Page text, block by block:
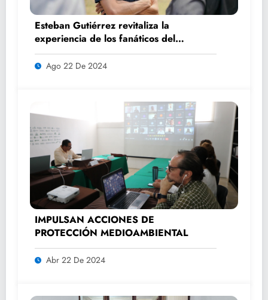
Esteban Gutiérrez revitaliza la
experiencia de los fanáticos del
automovilismo con DRIVER 1
Ago 22 De 2024
IMPULSAN ACCIONES DE
PROTECCIÓN MEDIOAMBIENTAL
Abr 22 De 2024